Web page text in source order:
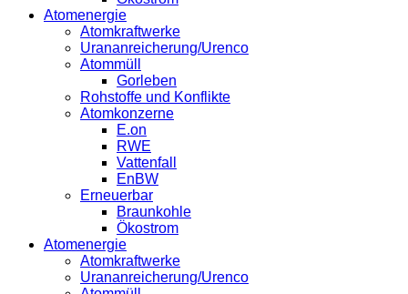
Atomenergie
Atomkraftwerke
Urananreicherung/Urenco
Atommüll
Gorleben
Rohstoffe und Konflikte
Atomkonzerne
E.on
RWE
Vattenfall
EnBW
Erneuerbar
Braunkohle
Ökostrom
Atomenergie
Atomkraftwerke
Urananreicherung/Urenco